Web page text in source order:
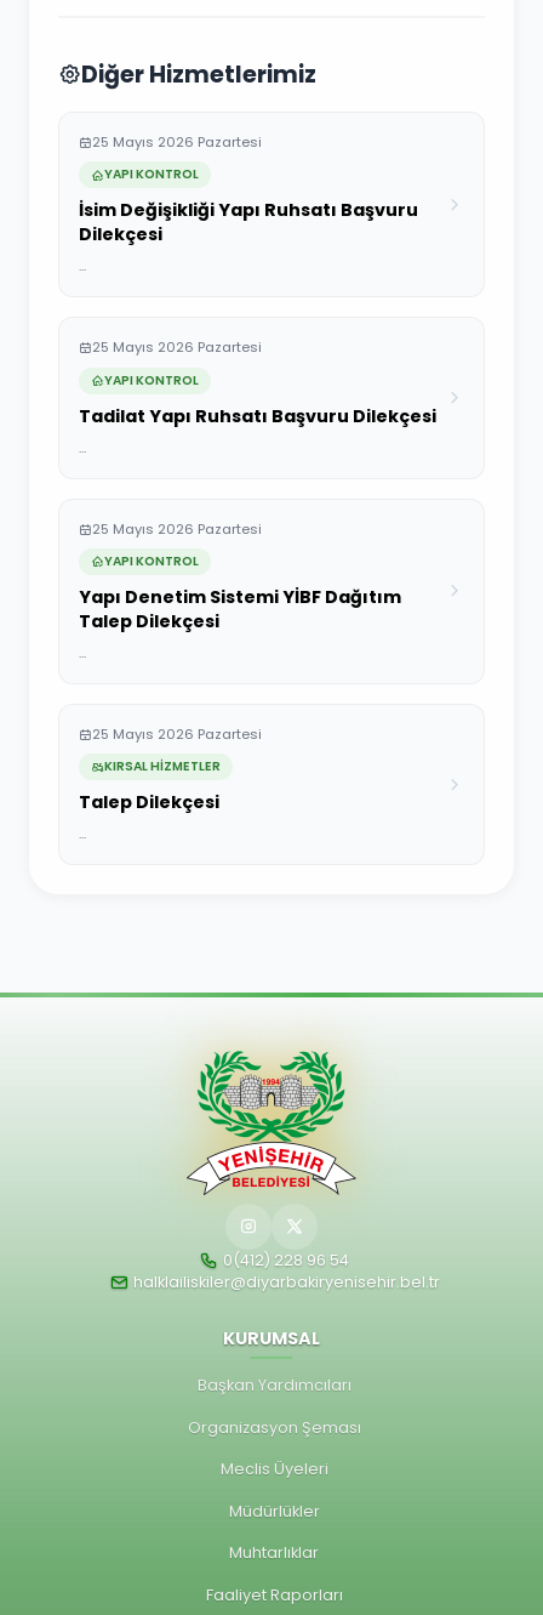
Diğer Hizmetlerimiz
25 Mayıs 2026 Pazartesi
YAPI KONTROL
İsim Değişikliği Yapı Ruhsatı Başvuru
Dilekçesi
...
25 Mayıs 2026 Pazartesi
YAPI KONTROL
Tadilat Yapı Ruhsatı Başvuru Dilekçesi
...
25 Mayıs 2026 Pazartesi
YAPI KONTROL
Yapı Denetim Sistemi YİBF Dağıtım
Talep Dilekçesi
...
25 Mayıs 2026 Pazartesi
KIRSAL HİZMETLER
Talep Dilekçesi
...
0(412) 228 96 54
halklailiskiler@diyarbakiryenisehir.bel.tr
KURUMSAL
Başkan Yardımcıları
Organizasyon Şeması
Meclis Üyeleri
Müdürlükler
Muhtarlıklar
Faaliyet Raporları